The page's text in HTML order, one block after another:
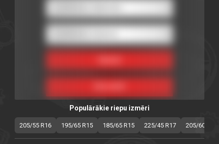
Populārākie riepu izmēri
205/55 R16 195/65 R15 185/65 R15 225/45 R17 205/60 R16